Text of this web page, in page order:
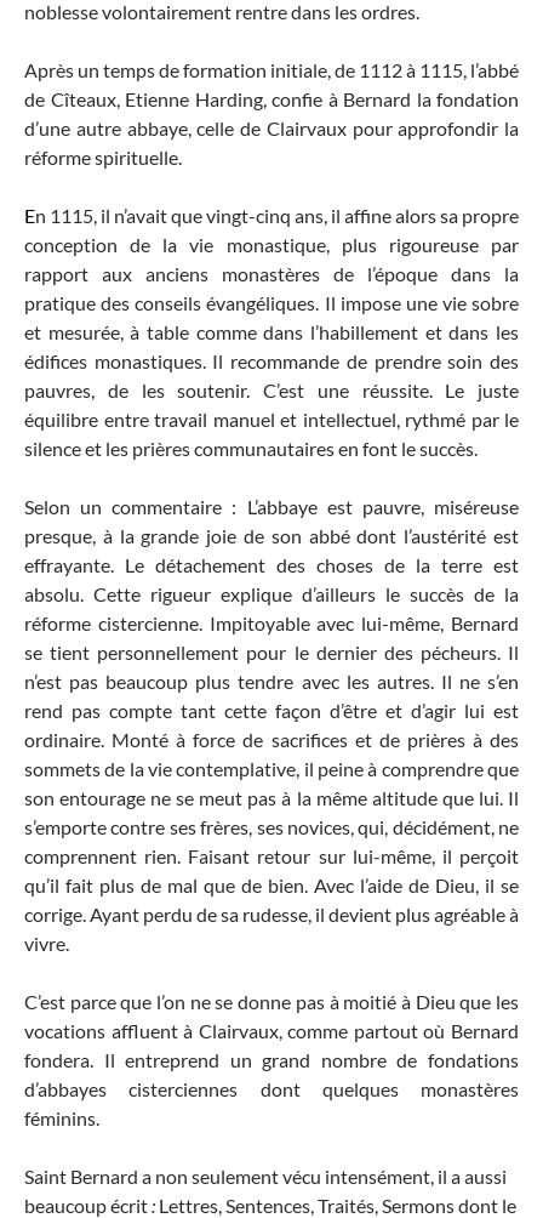
noblesse volontairement rentre dans les ordres.
Après un temps de formation initiale, de 1112 à 1115, l’abbé
de Cîteaux, Etienne Harding, confie à Bernard la fondation
d’une autre abbaye, celle de Clairvaux pour approfondir la
réforme spirituelle.
En 1115, il n’avait que vingt-cinq ans, il affine alors sa propre
conception de la vie monastique, plus rigoureuse par
rapport aux anciens monastères de l’époque dans la
pratique des conseils évangéliques. Il impose une vie sobre
et mesurée, à table comme dans l’habillement et dans les
édifices monastiques. Il recommande de prendre soin des
pauvres, de les soutenir. C’est une réussite. Le juste
équilibre entre travail manuel et intellectuel, rythmé par le
silence et les prières communautaires en font le succès.
Selon un commentaire : L’abbaye est pauvre, miséreuse
presque, à la grande joie de son abbé dont l’austérité est
effrayante. Le détachement des choses de la terre est
absolu. Cette rigueur explique d’ailleurs le succès de la
réforme cistercienne. Impitoyable avec lui-même, Bernard
se tient personnellement pour le dernier des pécheurs. Il
n’est pas beaucoup plus tendre avec les autres. Il ne s’en
rend pas compte tant cette façon d’être et d’agir lui est
ordinaire. Monté à force de sacrifices et de prières à des
sommets de la vie contemplative, il peine à comprendre que
son entourage ne se meut pas à la même altitude que lui. Il
s’emporte contre ses frères, ses novices, qui, décidément, ne
comprennent rien. Faisant retour sur lui-même, il perçoit
qu’il fait plus de mal que de bien. Avec l’aide de Dieu, il se
corrige. Ayant perdu de sa rudesse, il devient plus agréable à
vivre.
C’est parce que l’on ne se donne pas à moitié à Dieu que les
vocations affluent à Clairvaux, comme partout où Bernard
fondera. Il entreprend un grand nombre de fondations
d’abbayes cisterciennes dont quelques monastères
féminins.
Saint Bernard a non seulement vécu intensément, il a aussi
beaucoup écrit : Lettres, Sentences, Traités, Sermons dont le